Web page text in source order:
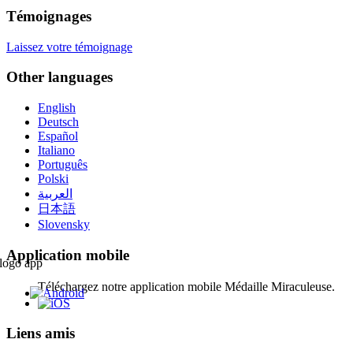
Témoignages
Laissez votre témoignage
Other languages
English
Deutsch
Español
Italiano
Português
Polski
العربية
日本語
Slovensky
Application mobile
Téléchargez notre application mobile Médaille Miraculeuse.
Liens amis